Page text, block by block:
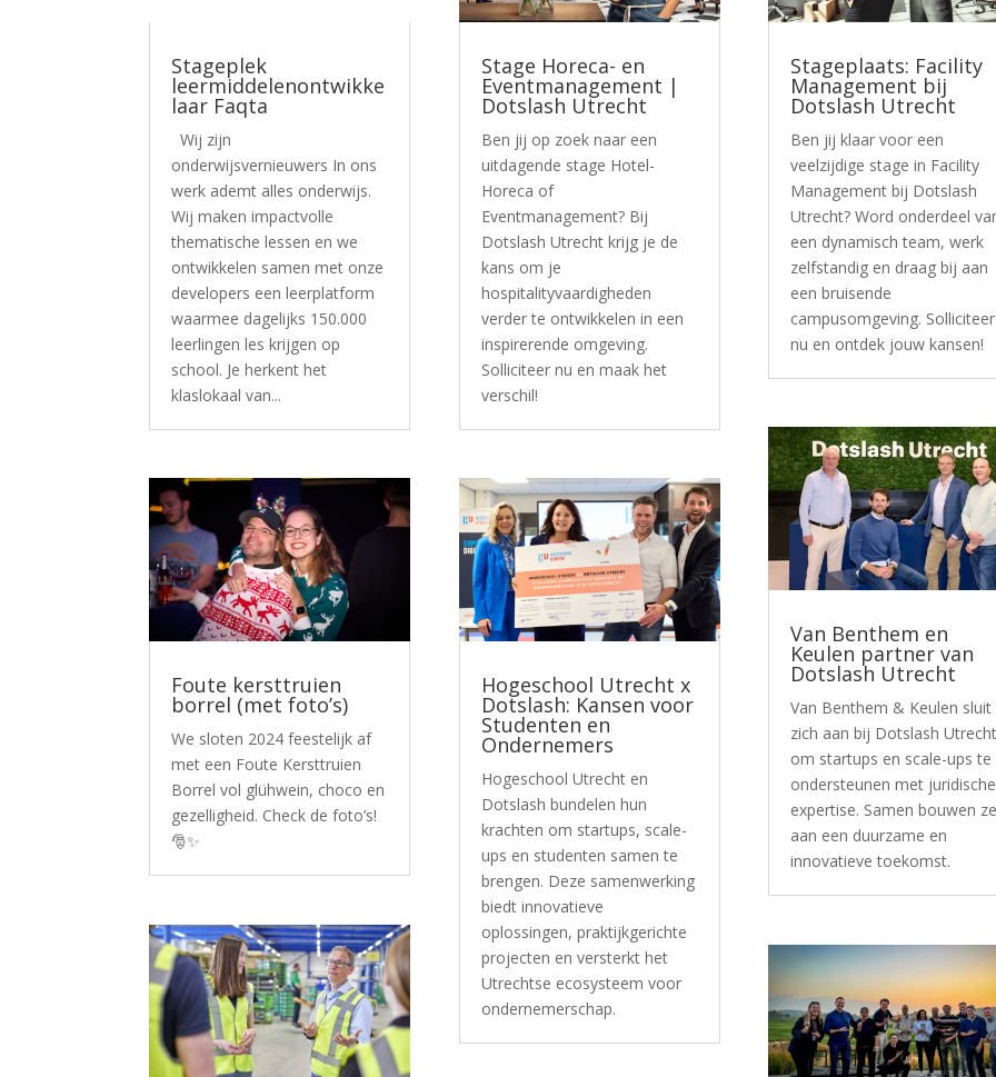
Stageplek
leermiddelenontwikke
laar Faqta
Wij zijn
onderwijsvernieuwers In ons
werk ademt alles onderwijs.
Wij maken impactvolle
thematische lessen en we
ontwikkelen samen met onze
developers een leerplatform
waarmee dagelijks 150.000
leerlingen les krijgen op
school. Je herkent het
klaslokaal van...
Foute kersttruien
borrel (met foto’s)
We sloten 2024 feestelijk af
met een Foute Kersttruien
Borrel vol glühwein, choco en
gezelligheid. Check de foto’s!
🎅✨
Stage Horeca- en
Eventmanagement |
Dotslash Utrecht
Ben jij op zoek naar een
uitdagende stage Hotel-
Horeca of
Eventmanagement? Bij
Dotslash Utrecht krijg je de
kans om je
hospitalityvaardigheden
verder te ontwikkelen in een
inspirerende omgeving.
Solliciteer nu en maak het
verschil!
Hogeschool Utrecht x
Dotslash: Kansen voor
Studenten en
Ondernemers
Hogeschool Utrecht en
Dotslash bundelen hun
krachten om startups, scale-
ups en studenten samen te
brengen. Deze samenwerking
biedt innovatieve
oplossingen, praktijkgerichte
projecten en versterkt het
Utrechtse ecosysteem voor
ondernemerschap.
Stageplaats: Facility
Management bij
Dotslash Utrecht
Ben jij klaar voor een
veelzijdige stage in Facility
Management bij Dotslash
Utrecht? Word onderdeel
een dynamisch team, werk
zelfstandig en draag bij aan
een bruisende
campusomgeving. Solliciteer
nu en ontdek jouw kansen!
Van Benthem en
Keulen partner van
Dotslash Utrecht
Van Benthem & Keulen sluit
zich aan bij Dotslash
om startups en scale-ups te
ondersteunen met juridische
expertise. Samen bouwen
aan een duurzame en
innovatieve toekomst.